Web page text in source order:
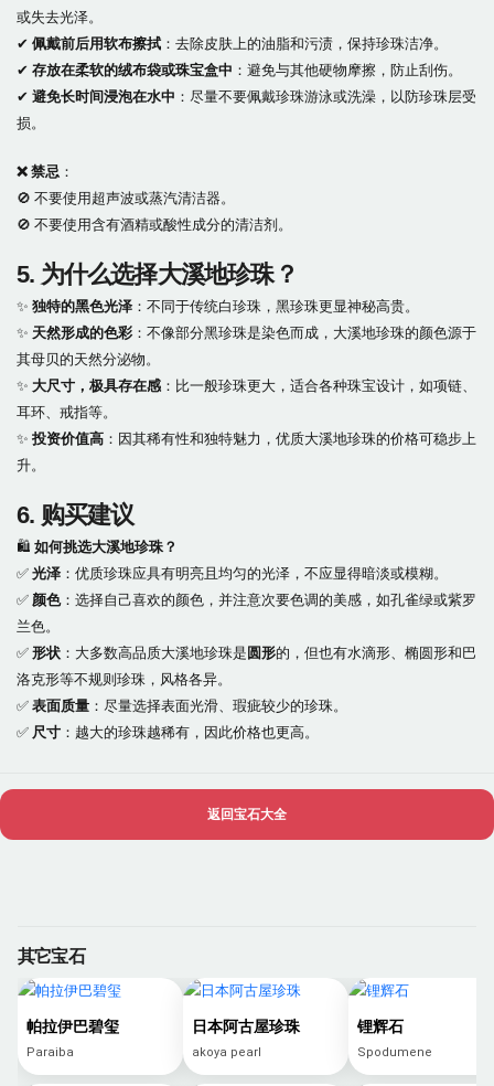
或失去光泽。
✔ 佩戴前后用软布擦拭 ：去除皮肤上的油脂和污渍，保持珍珠洁净。
✔ 存放在柔软的绒布袋或珠宝盒中 ：避免与其他硬物摩擦，防止刮伤。
✔ 避免长时间浸泡在水中 ：尽量不要佩戴珍珠游泳或洗澡，以防珍珠层受
损。
❌ 禁忌 ：
🚫 不要使用超声波或蒸汽清洁器。
🚫 不要使用含有酒精或酸性成分的清洁剂。
5. 为什么选择大溪地珍珠？
✨ 独特的黑色光泽 ：不同于传统白珍珠，黑珍珠更显神秘高贵。
✨ 天然形成的色彩 ：不像部分黑珍珠是染色而成，大溪地珍珠的颜色源于
其母贝的天然分泌物。
✨ 大尺寸，极具存在感 ：比一般珍珠更大，适合各种珠宝设计，如项链、
耳环、戒指等。
✨ 投资价值高 ：因其稀有性和独特魅力，优质大溪地珍珠的价格可稳步上
升。
6. 购买建议
🛍 如何挑选大溪地珍珠？
✅ 光泽 ：优质珍珠应具有明亮且均匀的光泽，不应显得暗淡或模糊。
✅ 颜色：选择自己喜欢的颜色，并注意次要色调的美感，如孔雀绿或紫罗
兰色。
✅ 形状 ：大多数高品质大溪地珍珠是 圆形的，但也有水滴形、椭圆形和巴
洛克形等不规则珍珠，风格各异。
✅ 表面质量 ：尽量选择表面光滑、瑕疵较少的珍珠。
✅ 尺寸 ：越大的珍珠越稀有，因此价格也更高。
返回宝石大全
其它宝石
帕拉伊巴碧玺
Paraiba
日本阿古屋珍珠
akoya pearl
锂辉石
Spodumene